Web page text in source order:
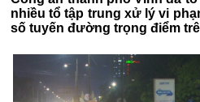
nhiều tổ tập trung xử lý vi
số tuyến đường trọng điểm